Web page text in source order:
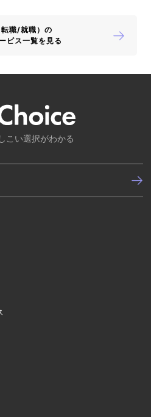
職/就職）の
ビス一覧を見る
こい選択がわかる